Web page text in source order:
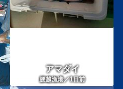
アマダイ
腰越漁港／1日前